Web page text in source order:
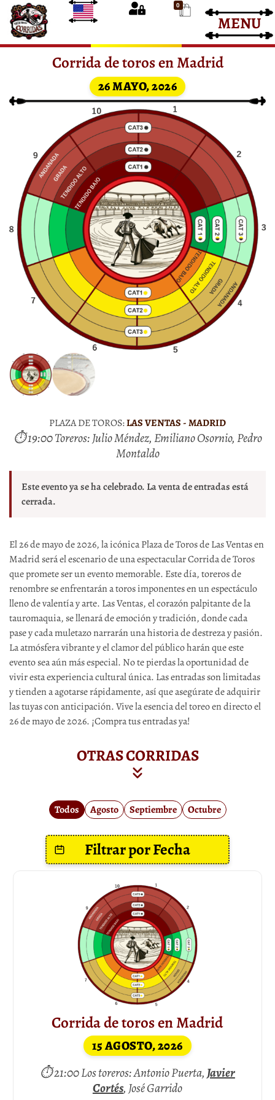
Entradas Corrida de Toros
Entradas Toros
MENU
0
Corrida de toros en Madrid
26 MAYO, 2026
PLAZA DE TOROS:LAS VENTAS - MADRID
⏱ 19:00 Toreros: Julio Méndez, Emiliano Osornio, Pedro
Montaldo
Este evento ya se ha celebrado. La venta de entradas está
cerrada.
El 26 de mayo de 2026, la icónica Plaza de Toros de Las Ventas en
Madrid será el escenario de una espectacular Corrida de Toros
que promete ser un evento memorable. Este día, toreros de
renombre se enfrentarán a toros imponentes en un espectáculo
lleno de valentía y arte. Las Ventas, el corazón palpitante de la
tauromaquia, se llenará de emoción y tradición, donde cada
pase y cada muletazo narrarán una historia de destreza y pasión.
La atmósfera vibrante y el clamor del público harán que este
evento sea aún más especial. No te pierdas la oportunidad de
vivir esta experiencia cultural única. Las entradas son limitadas
y tienden a agotarse rápidamente, así que asegúrate de adquirir
las tuyas con anticipación. Vive la esencia del toreo en directo el
26 de mayo de 2026. ¡Compra tus entradas ya!
OTRAS CORRIDAS
Todos Agosto Septiembre Octubre
Corrida de toros en Madrid
15 AGOSTO, 2026
⏱ 21:00 Los toreros: Antonio Puerta,Javier
Cortés, José Garrido